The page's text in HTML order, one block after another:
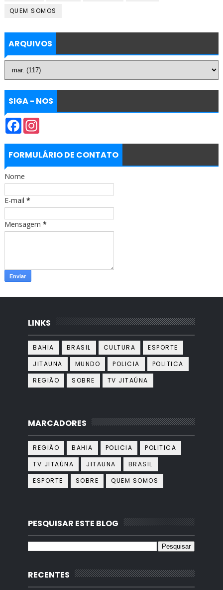
QUEM SOMOS
ARQUIVOS
SIGA - NOS
F
e
b
o
k
I
t
a
r
m
FORMULÁRIO DE CONTATO
Nome
E-mail *
Mensagem *
LINKS
BAHIA BRASIL CULTURA
ESPORTE
JITAUNA
MUNDO POLICIA
POLITICA
REGIÃO
SOBRE TV JITAÚNA
MARCADORES
REGIÃO BAHIA POLICIA
POLITICA
TV JITAÚNA
JITAUNA
BRASIL
ESPORTE
SOBRE QUEM SOMOS
PESQUISAR ESTE BLOG
RECENTES